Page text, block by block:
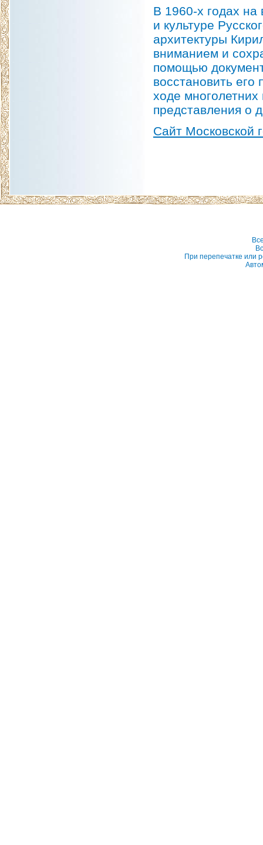
В 1960-х годах на
и культуре
архитектуры
вниманием и
помощью
восстановить
ходе многолетних
представления о
Сайт Московской
При перепечатке или